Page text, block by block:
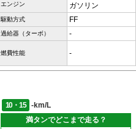
エンジン
ガソリン
駆動方式 FF
過給器（ターボ） -
燃費性能 -
10・15
-km/L
満タンでどこまで走る？